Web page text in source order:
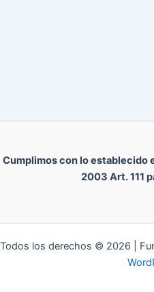
Cumplimos con lo establecido
2003 Art. 111
Todos los derechos © 2026 |